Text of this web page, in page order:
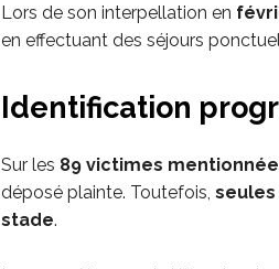
Lors de son interpellation en
en effectuant des séjours
Identification
Sur les 89 victimes
déposé plainte. Toutefois,
stade.